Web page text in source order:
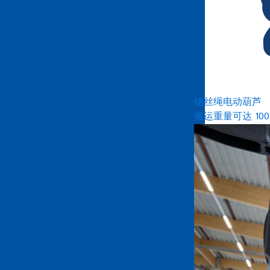
钢丝绳电动葫芦
搬运重量可达